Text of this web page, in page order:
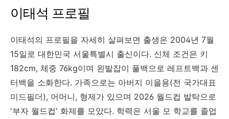
이태석 프로필
이태석의 프로필을 자세히 살펴보면 출생은 2004년 7월
15일로 대한민국 서울특별시 출신이다. 신체 조건은 키
182cm, 체중 76kg이며 왼발잡이 풀백으로 레프트백과 센
터백을 소화한다. 가족으로는 아버지 이을용(전 국가대표
미드필더), 어머니, 형제가 있으며 2026 월드컵 발탁으로
'부자 월드컵' 화제를 모았다. 학력은 서울 모 학교를 졸업